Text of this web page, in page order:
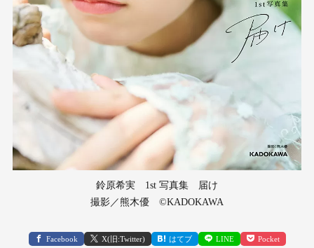
鈴原希実 1st 写真集 届け
撮影／熊木優 ©KADOKAWA
Facebook X(旧:Twitter) はてブ LINE Pocket